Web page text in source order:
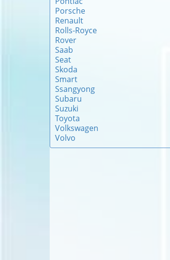
Porsche
Renault
Rolls-Royce
Rover
Saab
Seat
Skoda
Smart
Ssangyong
Subaru
Suzuki
Toyota
Volkswagen
Volvo